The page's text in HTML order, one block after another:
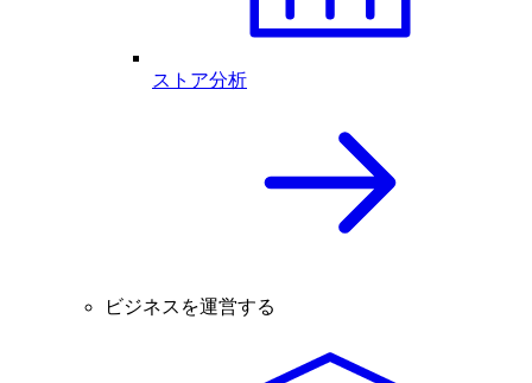
ストア分析
ビジネスを運営する